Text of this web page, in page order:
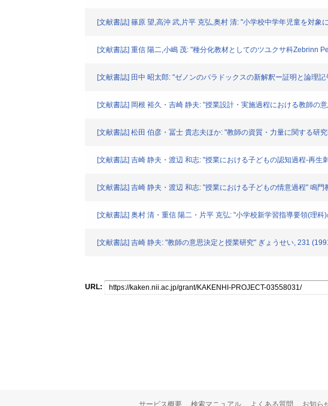
[文献書誌] 篠原 望,高沖 武,片平 克弘,奥村 清: "小学校中学年児童を対
[文献書誌] 重信 陽二,小嶋 茂: "種分化教材としてのツユクサ科Zebrinn
[文献書誌] 田中 昭太郎: "ゼノンのパラドックスの新解釈ー証明と論理
[文献書誌] 岡根 裕久・吉崎 静夫: "授業設計・実施過程における教師
[文献書誌] 松田 伯彦・冨士 貴志夫ほか: "教師の資質・力量に関する研
[文献書誌] 吉崎 静夫・渡辺 和志: "授業における子どもの認知過程-再
[文献書誌] 吉崎 静夫・渡辺 和志: "授業における子どもの情意過程" 鳴
[文献書誌] 奥村 清・重信 陽二・片平 克弘: "小学校新学習指導要領(理
[文献書誌] 吉崎 静夫: "教師の意思決定と授業研究" ぎょうせい, 231
URL:
サービス概要 検索マニュアル よくある質問 お知ら